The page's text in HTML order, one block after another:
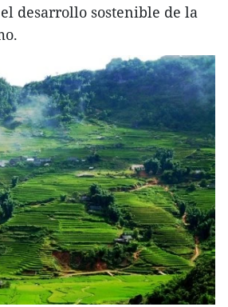
desarrollo sostenible de la